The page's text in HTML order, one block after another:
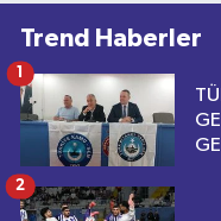
Trend Haberler
2